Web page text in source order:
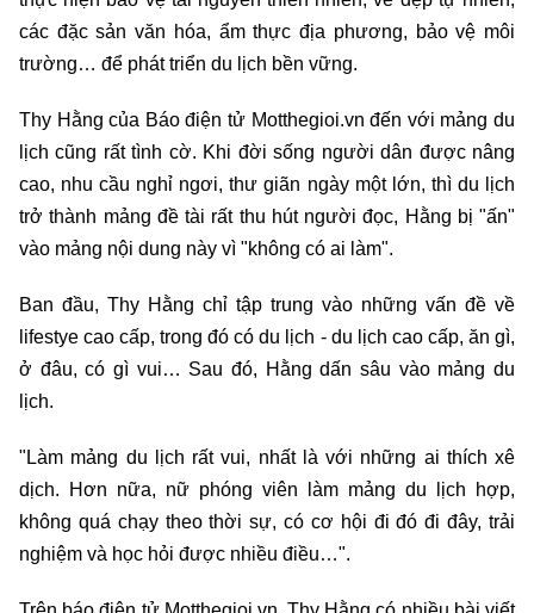
các đặc sản văn hóa, ẩm thực địa phương, bảo vệ môi
trường… để phát triển du lịch bền vững.
Thy Hằng của Báo điện tử Motthegioi.vn đến với mảng du
lịch cũng rất tình cờ. Khi đời sống người dân được nâng
cao, nhu cầu nghỉ ngơi, thư giãn ngày một lớn, thì du lịch
trở thành mảng đề tài rất thu hút người đọc, Hằng bị "ấn"
vào mảng nội dung này vì "không có ai làm".
Ban đầu, Thy Hằng chỉ tập trung vào những vấn đề về
lifestye cao cấp, trong đó có du lịch - du lịch cao cấp, ăn gì,
ở đâu, có gì vui… Sau đó, Hằng dấn sâu vào mảng du
lịch.
"Làm mảng du lịch rất vui, nhất là với những ai thích xê
dịch. Hơn nữa, nữ phóng viên làm mảng du lịch hợp,
không quá chạy theo thời sự, có cơ hội đi đó đi đây, trải
nghiệm và học hỏi được nhiều điều…".